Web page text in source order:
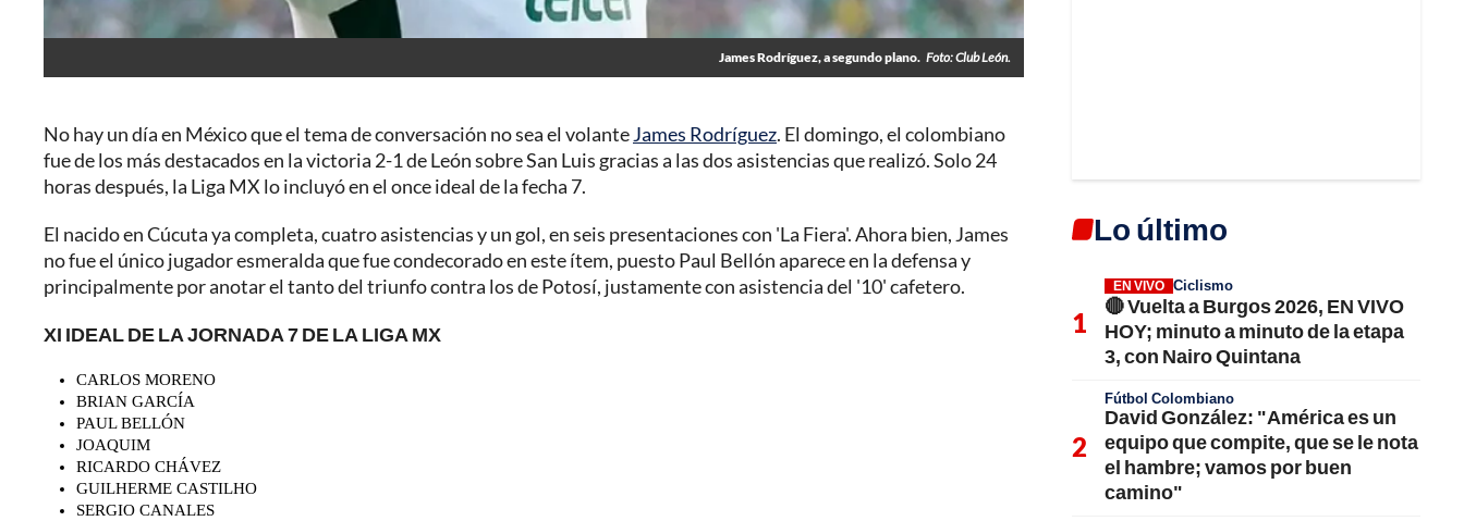
James Rodríguez, a segundo plano. Foto: Club León.
No hay un día en México que el tema de conversación no sea el volanteJames Rodríguez. El domingo, el colombiano
fue de los más destacados en la victoria 2-1 de León sobre San Luis gracias a las dos asistencias que realizó. Solo 24
horas después, la Liga MX lo incluyó en el once ideal de la fecha 7.
El nacido en Cúcuta ya completa, cuatro asistencias y un gol, en seis presentaciones con 'La Fiera'. Ahora bien, James
no fue el único jugador esmeralda que fue condecorado en este ítem, puesto Paul Bellón aparece en la defensa y
principalmente por anotar el tanto del triunfo contra los de Potosí, justamente con asistencia del '10' cafetero.
XI IDEAL DE LAJORNADA 7 DE LA LIGA MX
CARLOS MORENO
BRIAN GARCÍA
PAUL BELLÓN
JOAQUIM
RICARDO CHÁVEZ
GUILHERME CASTILHO
SERGIO CANALES
Lo último
EN VIVO Ciclismo
🔴 Vuelta a Burgos 2026, EN VIVO
HOY; minuto a minuto de la etapa
3, con Nairo Quintana
Fútbol Colombiano
David González: "América es un
equipo que compite, que se le nota
el hambre; vamos por buen
camino"